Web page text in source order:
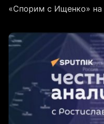
«Спорим с Ищенко» на